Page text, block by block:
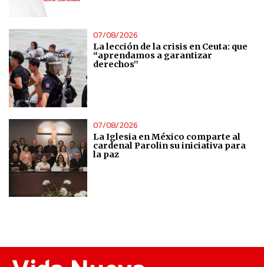
07/08/2026
La lección de la crisis en Ceuta: que
“aprendamos a garantizar
derechos”
07/08/2026
La Iglesia en México comparte al
cardenal Parolin su iniciativa para
la paz